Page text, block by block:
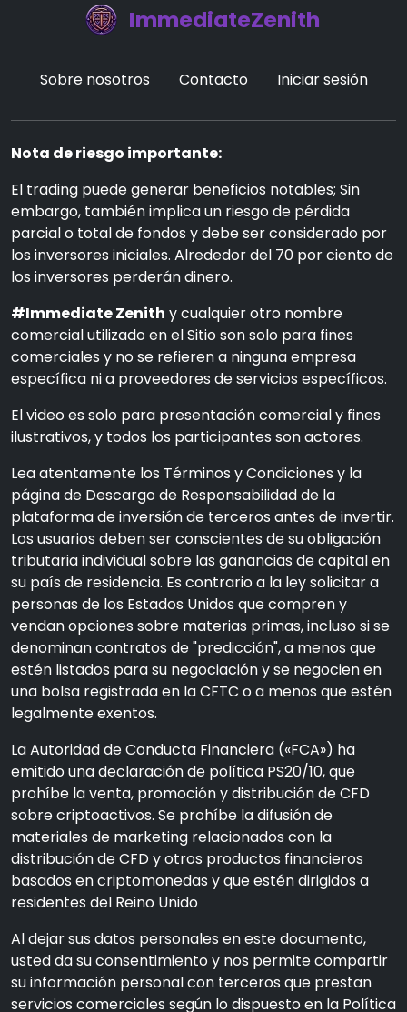
ImmediateZenith
Sobre nosotros Contacto Iniciar sesión
Nota de riesgo importante:
El trading puede generar beneficios notables; Sin
embargo, también implica un riesgo de pérdida
parcial o total de fondos y debe ser considerado por
los inversores iniciales. Alrededor del 70 por ciento de
los inversores perderán dinero.
#Immediate Zenith y cualquier otro nombre
comercial utilizado en el Sitio son solo para fines
comerciales y no se refieren a ninguna empresa
específica ni a proveedores de servicios específicos.
El video es solo para presentación comercial y fines
ilustrativos, y todos los participantes son actores.
Lea atentamente los Términos y Condiciones y la
página de Descargo de Responsabilidad de la
plataforma de inversión de terceros antes de invertir.
Los usuarios deben ser conscientes de su obligación
tributaria individual sobre las ganancias de capital en
su país de residencia. Es contrario a la ley solicitar a
personas de los Estados Unidos que compren y
vendan opciones sobre materias primas, incluso si se
denominan contratos de "predicción", a menos que
estén listados para su negociación y se negocien en
una bolsa registrada en la CFTC o a menos que estén
legalmente exentos.
La Autoridad de Conducta Financiera («FCA») ha
emitido una declaración de política PS20/10, que
prohíbe la venta, promoción y distribución de CFD
sobre criptoactivos. Se prohíbe la difusión de
materiales de marketing relacionados con la
distribución de CFD y otros productos financieros
basados en criptomonedas y que estén dirigidos a
residentes del Reino Unido
Al dejar sus datos personales en este documento,
usted da su consentimiento y nos permite compartir
su información personal con terceros que prestan
servicios comerciales según lo dispuesto en la Política